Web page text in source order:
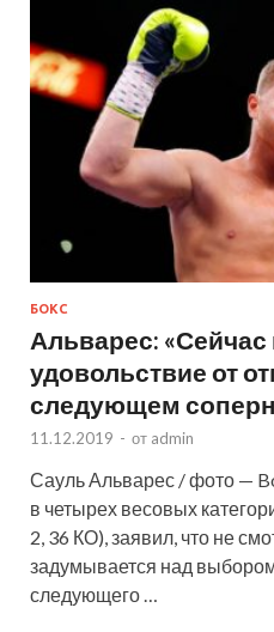
БОКС
Альварес:
удовольствие от
следующем
11.12.2019 - от admin
Сауль Альварес / фото —
в четырех весовых
2, 36 КО), заявил, что не
задумывается над
следующего …